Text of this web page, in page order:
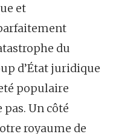
et
du
d’État juridique
populaire
pas. Un côté
royaume de